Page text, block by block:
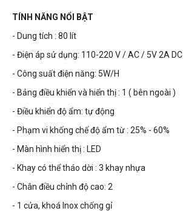
TÍNH NĂNG NỔI BẬT
- Dung tích : 80 lít
- Điện áp sử dụng: 110-220 V / AC / 5V 2A DC
- Công suất điện năng: 5W/H
- Bảng điều khiển và hiển thị : 1 ( bên ngoài )
- Điều khiển độ ẩm: tự động
- Phạm vi khống chế độ ẩm từ : 25% - 60%
- Màn hình hiển thị : LED
- Khay có thể tháo dời : 3 khay nhựa
- Chân điều chỉnh độ cao: 2
- 1 cửa, khoá Inox chống gỉ